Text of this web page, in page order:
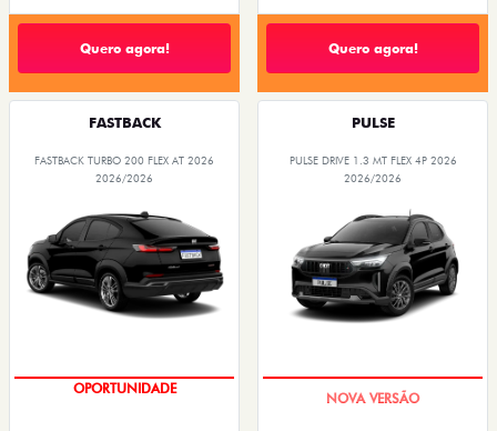
Quero agora! Quero agora!
FASTBACK
FASTBACK TURBO 200 FLEX AT 2026
2026/2026
OPORTUNIDADE
PULSE
PULSE DRIVE 1.3 MT FLEX 4P 2026
2026/2026
PREÇO IMPERDÍVEL